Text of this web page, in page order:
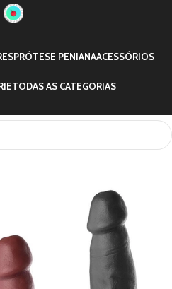
PRÓTESE PENIANAACESSÓRIOS
TODAS AS CATEGORIAS